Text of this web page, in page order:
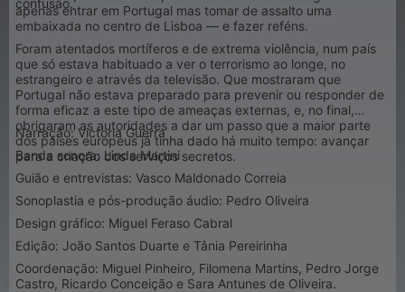
confusão.
apenas entrar em Portugal mas tomar de assalto uma
embaixada no centro de Lisboa — e fazer reféns.
Foram atentados mortíferos e de extrema violência, num país
que só estava habituado a ver o terrorismo ao longe, no
estrangeiro e através da televisão. Que mostraram que
Portugal não estava preparado para prevenir ou responder de
forma eficaz a este tipo de ameaças externas, e, no final,
obrigaram as autoridades a dar um passo que a maior parte
dos países europeus já tinha dado há muito tempo: avançar
para a criação dos serviços secretos.
Narração: Victoria Guerra
Banda sonora: Linda Martini
Guião e entrevistas: Vasco Maldonado Correia
Sonoplastia e pós-produção áudio: Pedro Oliveira
Design gráfico: Miguel Feraso Cabral
Edição: João Santos Duarte e Tânia Pereirinha
Coordenação: Miguel Pinheiro, Filomena Martins, Pedro Jorge
Castro, Ricardo Conceição e Sara Antunes de Oliveira.